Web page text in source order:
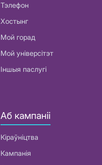
Тэлефон
Хостынг
Мой горад
Мой універсітэт
Іншыя паслугі
Аб кампаніі
Кіраўніцтва
Кампанія